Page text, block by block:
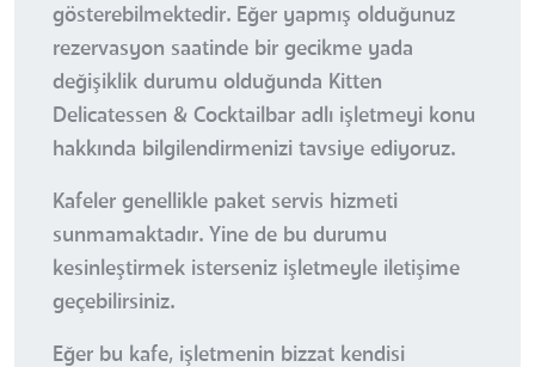
gösterebilmektedir. Eğer yapmış olduğunuz
rezervasyon saatinde bir gecikme yada
değişiklik durumu olduğunda Kitten
Delicatessen & Cocktailbar adlı işletmeyi konu
hakkında bilgilendirmenizi tavsiye ediyoruz.
Kafeler genellikle paket servis hizmeti
sunmamaktadır. Yine de bu durumu
kesinleştirmek isterseniz işletmeyle iletişime
geçebilirsiniz.
Eğer bu kafe, işletmenin bizzat kendisi